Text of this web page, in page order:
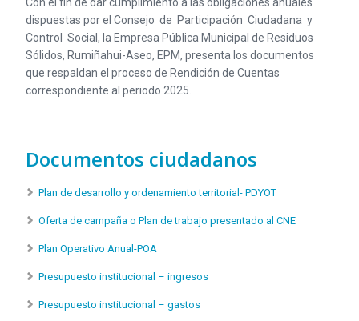
dispuestas por el Consejo de Participación Ciudadana y
Control Social, la Empresa Pública Municipal de Residuos
Sólidos, Rumiñahui-Aseo, EPM, presenta los documentos
que respaldan el proceso de Rendición de Cuentas
correspondiente al periodo 2025.
Documentos ciudadanos
Plan de desarrollo y ordenamiento territorial- PDYOT
Oferta de campaña o Plan de trabajo presentado al CNE
Plan Operativo Anual-POA
Presupuesto institucional – ingresos
Presupuesto institucional – gastos